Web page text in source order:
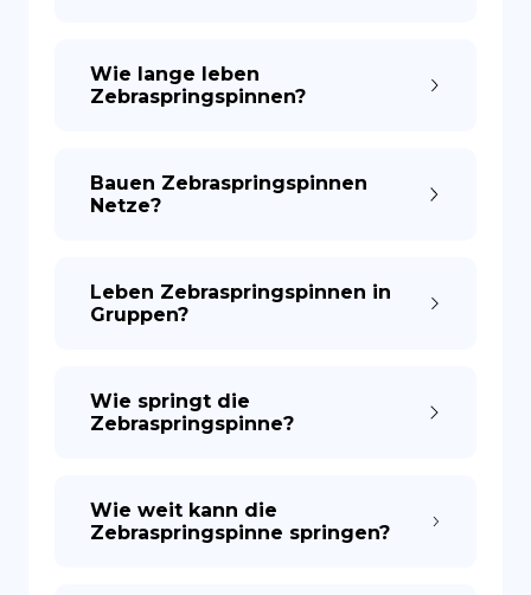
Wie lange leben
Zebraspringspinnen?
Bauen Zebraspringspinnen
Netze?
Leben Zebraspringspinnen in
Gruppen?
Wie springt die
Zebraspringspinne?
Wie weit kann die
Zebraspringspinne springen?